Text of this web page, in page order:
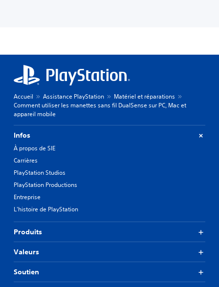
Accueil Assistance PlayStation
Matériel et réparations
Comment utiliser les manettes sans fil DualSense sur PC, Mac et
appareil mobile
Infos
À propos de SIE
Carrières
PlayStation Studios
PlayStation Productions
Entreprise
L'histoire de PlayStation
Produits
Valeurs
Soutien